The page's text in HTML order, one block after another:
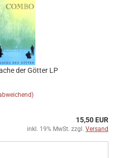
der Götter LP
15,50 EUR
inkl. 19% MwSt. zzgl. Versand